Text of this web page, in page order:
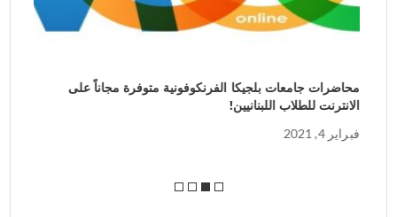
محاضرات جامعات بلجيكا الفرنكوفونية متوفرة مجاناً على
الانترنت للطلاب اللبنانيين!
فبراير 4, 2021